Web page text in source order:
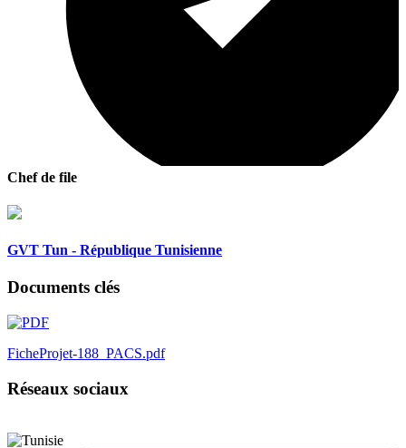
Chef de file
GVT Tun - République Tunisienne
Documents clés
FicheProjet-188_PACS.pdf
Réseaux sociaux